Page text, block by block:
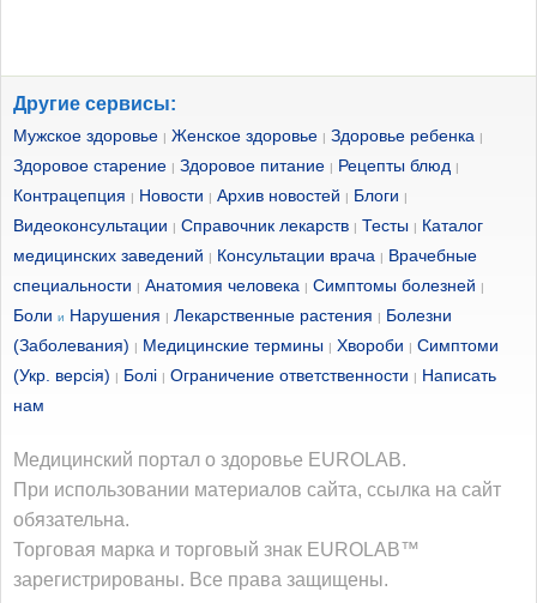
Другие сервисы:
Мужское здоровье | Женское здоровье | Здоровье ребенка |
Здоровое старение | Здоровое питание | Рецепты блюд |
Контрацепция | Новости | Архив новостей | Блоги |
Видеоконсультации | Справочник лекарств | Тесты | Каталог
медицинских заведений | Консультации врача | Врачебные
специальности | Анатомия человека | Симптомы болезней |
Боли и Нарушения | Лекарственные растения | Болезни
(Заболевания) | Медицинские термины | Хвороби | Симптоми
(Укр. версія) | Болі | Ограничение ответственности | Написать
нам
Медицинский портал о здоровье EUROLAB.
При использовании материалов сайта, ссылка на сайт
обязательна.
Торговая марка и торговый знак EUROLAB™
зарегистрированы. Все права защищены.